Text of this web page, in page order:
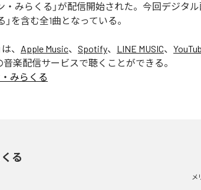
・みらくる」が配信開始された。今回デジタ
を含む全1曲となっている。
は、 Apple Music、 Spotify、 LINE MUSIC、
音楽配信サービスで聴くことができる。
みらくる
る
メ